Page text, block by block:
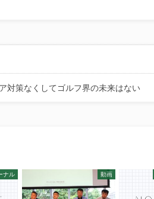
対策なくしてゴルフ界の未来はな
ナル 動画